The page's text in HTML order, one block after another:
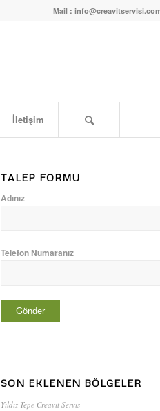
Mail :
İletişim
TALEP FORMU
Adınız
Telefon Numaranız
SON EKLENEN BÖLGELER
Yıldız Tepe Creavit Servis